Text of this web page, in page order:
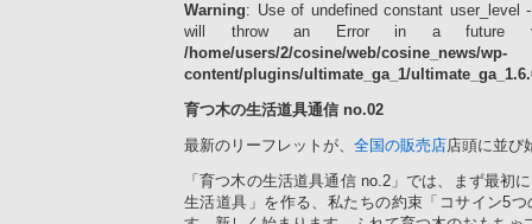
Warning: Use of undefined constant user_level
will throw an Error in a future
/home/users/2/cosine/web/cosine_news/wp-
content/plugins/ultimate_ga_1/
育つ木の生活道具通信 no.02
最新のリーフレットが、 全国の販売店店頭に並び
「育つ木の生活道具通信 no.2」では、まず最初
生活道具」を作る、私たちの約束「コサイン5